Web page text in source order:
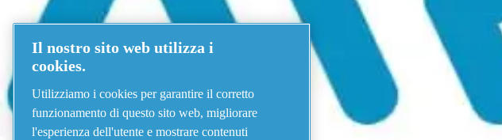
Errore 500
Qualcosa è andato storto!
Vedi tutti i prodotti
Address
Il nostro sito web utilizza i
cookies.
Utilizziamo i cookies per garantire il corretto
funzionamento di questo sito web, migliorare
l'esperienza dell'utente e mostrare contenuti